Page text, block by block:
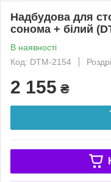
Надбудова для
сонома + білий
В наявності
Код: DTM-2154
2 155 ₴